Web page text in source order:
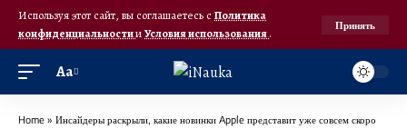
Используя этот сайт, вы соглашаетесь с Политика
конфиденциальностииУсловия использования.
Принять
Аа
Home » Инсайдеры раскрыли, какие новинки Apple представит уже совсем скоро